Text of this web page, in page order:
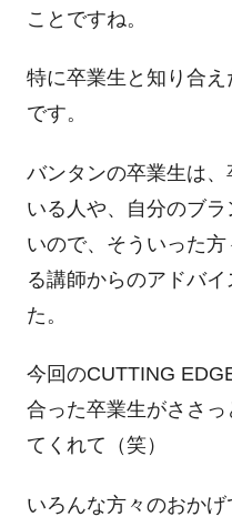
ことですね。
特に卒業生と知り合
です。
バンタンの卒業生は
いる人や、自分のブ
いので、そういった
る講師からのアドバ
た。
今回のCUTTING
合った卒業生がささ
てくれて（笑）
いろんな方々のおかげ